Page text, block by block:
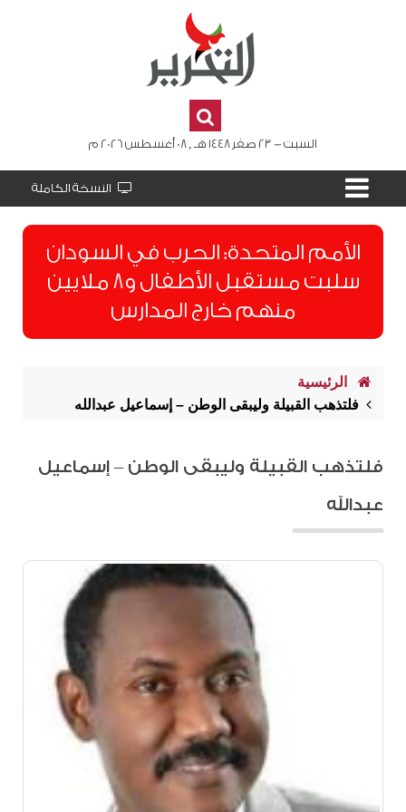
السبت - 23 صفر 1448 هـ , 08 أغسطس 2026 م
النسخة الكاملة
الأمم المتحدة: الحرب في السودان
سلبت مستقبل الأطفال و8 ملايين
منهم خارج المدارس
الرئيسية
فلتذهب القبيلة وليبقى الوطن – إسماعيل عبدالله
فلتذهب القبيلة وليبقى الوطن – إسماعيل
عبدالله